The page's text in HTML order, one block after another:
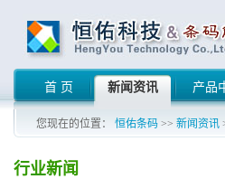
首 页 新闻资讯 产品
您现在的位置： 恒佑条码 >> 新闻资讯
行业新闻